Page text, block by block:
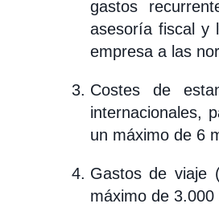
gastos
asesoría fiscal y
empresa a las
Costes de
internacionales,
un máximo de 6
Gastos de viaje
máximo de 3.000